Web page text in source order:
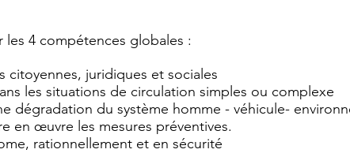
les 4 compétences globales :
citoyennes, juridiques et sociales
les situations de circulation simples ou complexe
dégradation du système homme - véhicule-
en œuvre les mesures préventives.
rationnellement et en sécurité